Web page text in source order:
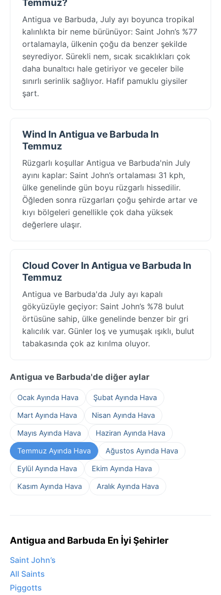
Antigua ve Barbuda, July ayı boyunca tropikal
kalınlıkta bir neme bürünüyor: Saint John’s %77
ortalamayla, ülkenin çoğu da benzer şekilde
seyrediyor. Sürekli nem, sıcak sıcaklıkları çok
daha bunaltıcı hale getiriyor ve geceler bile
sınırlı serinlik sağlıyor. Hafif pamuklu giysiler
şart.
Wind In Antigua ve Barbuda In
Temmuz
Rüzgarlı koşullar Antigua ve Barbuda'nin July
ayını kaplar: Saint John’s ortalaması 31 kph,
ülke genelinde gün boyu rüzgarlı hissedilir.
Öğleden sonra rüzgarları çoğu şehirde artar ve
kıyı bölgeleri genellikle çok daha yüksek
değerlere ulaşır.
Cloud Cover In Antigua ve Barbuda In
Temmuz
Antigua ve Barbuda'da July ayı kapalı
gökyüzüyle geçiyor: Saint John’s %78 bulut
örtüsüne sahip, ülke genelinde benzer bir gri
kalıcılık var. Günler loş ve yumuşak ışıklı, bulut
tabakasında çok az kırılma oluyor.
Antigua ve Barbuda'de diğer aylar
Ocak Ayında Hava
Şubat Ayında Hava
Mart Ayında Hava
Nisan Ayında Hava
Mayıs Ayında Hava
Haziran Ayında Hava
Temmuz Ayında Hava
Ağustos Ayında Hava
Eylül Ayında Hava
Ekim Ayında Hava
Kasım Ayında Hava
Aralık Ayında Hava
Antigua and Barbuda En İyi Şehirler
Saint John’s
All Saints
Piggotts